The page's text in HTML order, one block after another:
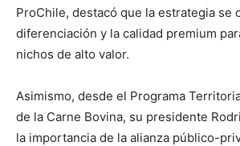
ProChile, destacó que la estrategia se
diferenciación y la calidad premium
nichos de alto valor.
Asimismo, desde el Programa
de la Carne Bovina, su presidente
la importancia de la alianza público-